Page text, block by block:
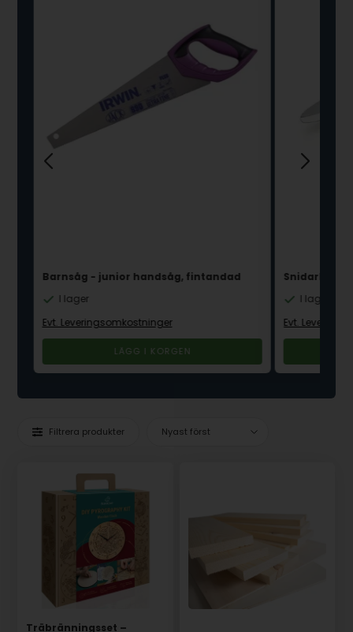
Barnsåg - junior handsåg, fintandad
I lager
Evt. Leveringsomkostninger
Snidarkniv
I lager
Evt.
Filtrera produkter
Träbränningsset –